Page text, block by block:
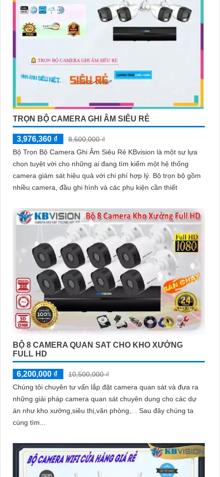
TRỌN BỘ CAMERA GHI ÂM SIÊU RẺ
3,976,360 ₫
8,600,000 ₫
Bộ Trọn Bộ Camera Ghi Âm Siêu Rẻ KBvision là một sự lựa
chọn tuyệt vời cho những ai đang tìm kiếm một hệ thống
camera giám sát hiệu quả với chi phí hợp lý. Bộ trọn bộ gồm
nhiều camera, đầu ghi hình và các phụ kiện cần thiết
BỘ 8 CAMERA QUAN SAT CHO KHO XƯỞNG
FULL HD
6,200,000 ₫
10,500,000 ₫
Chúng tôi chuyên tư vấn lắp đặt camera quan sát và đưa ra
những giải pháp camera quan sát chuyên dụng cho các dự
án như kho xưởng,siêu thị,văn phòng,. . Sau đây chúng ta
cùng tìm...